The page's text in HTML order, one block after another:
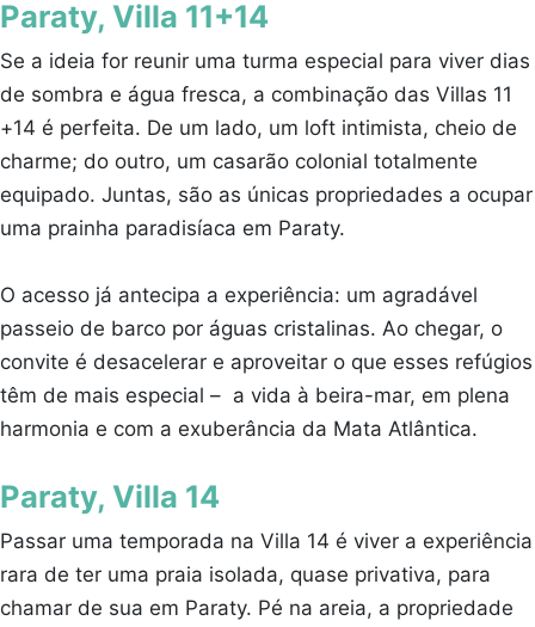
Paraty, Villa 11+14
Se a ideia for reunir uma turma especial para viver dias
de sombra e água fresca, a combinação das Villas 11
+14 é perfeita. De um lado, um loft intimista, cheio de
charme; do outro, um casarão colonial totalmente
equipado. Juntas, são as únicas propriedades a ocupar
uma prainha paradisíaca em Paraty.
O acesso já antecipa a experiência: um agradável
passeio de barco por águas cristalinas. Ao chegar, o
convite é desacelerar e aproveitar o que esses refúgios
têm de mais especial – a vida à beira-mar, em plena
harmonia e com a exuberância da Mata Atlântica.
Paraty, Villa 14
Passar uma temporada na Villa 14 é viver a experiência
rara de ter uma praia isolada, quase privativa, para
chamar de sua em Paraty. Pé na areia, a propriedade